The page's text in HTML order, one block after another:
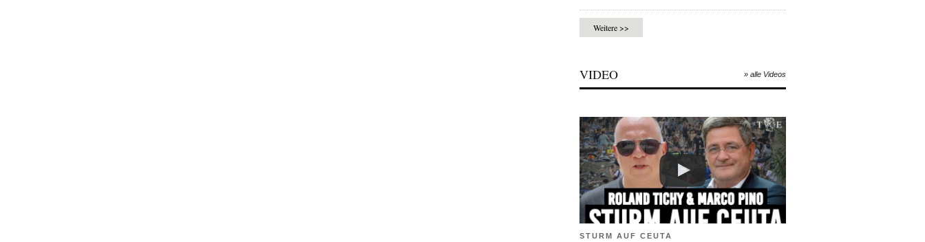
Weitere >>
VIDEO » alle Videos
STURM AUF CEUTA